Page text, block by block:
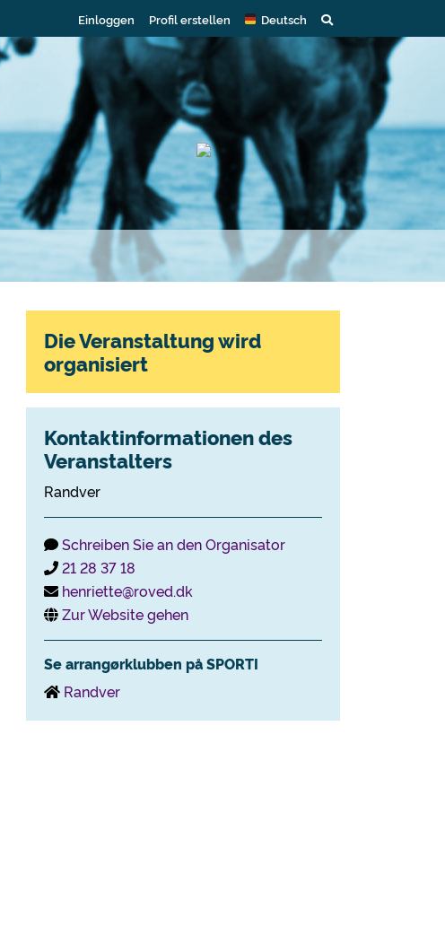
Einloggen Profil erstellen Deutsch
Die Veranstaltung wird
organisiert
Kontaktinformationen des
Veranstalters
Randver
Schreiben Sie an den Organisator
21 28 37 18
henriette@roved.dk
Zur Website gehen
Se arrangørklubben på SPORTI
Randver